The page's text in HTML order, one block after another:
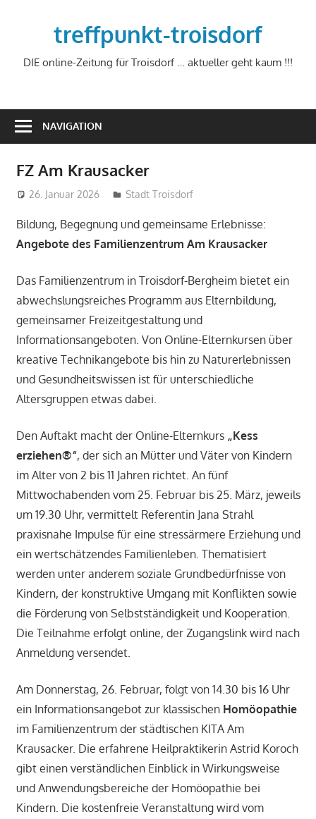
treffpunkt-troisdorf
DIE online-Zeitung für Troisdorf … aktueller geht kaum !!!
NAVIGATION
FZ Am Krausacker
26. Januar 2026 treffpunkt
Stadt Troisdorf
Bildung, Begegnung und gemeinsame Erlebnisse:
Angebote des Familienzentrum Am Krausacker
Das Familienzentrum in Troisdorf-Bergheim bietet ein
abwechslungsreiches Programm aus Elternbildung,
gemeinsamer Freizeitgestaltung und
Informationsangeboten. Von Online-Elternkursen über
kreative Technikangebote bis hin zu Naturerlebnissen
und Gesundheitswissen ist für unterschiedliche
Altersgruppen etwas dabei.
Den Auftakt macht der Online-Elternkurs „Kess
erziehen®“, der sich an Mütter und Väter von Kindern
im Alter von 2 bis 11 Jahren richtet. An fünf
Mittwochabenden vom 25. Februar bis 25. März, jeweils
um 19.30 Uhr, vermittelt Referentin Jana Strahl
praxisnahe Impulse für eine stressärmere Erziehung und
ein wertschätzendes Familienleben. Thematisiert
werden unter anderem soziale Grundbedürfnisse von
Kindern, der konstruktive Umgang mit Konflikten sowie
die Förderung von Selbstständigkeit und Kooperation.
Die Teilnahme erfolgt online, der Zugangslink wird nach
Anmeldung versendet.
Am Donnerstag, 26. Februar, folgt von 14.30 bis 16 Uhr
ein Informationsangebot zur klassischen Homöopathie
im Familienzentrum der städtischen KITA Am
Krausacker. Die erfahrene Heilpraktikerin Astrid Koroch
gibt einen verständlichen Einblick in Wirkungsweise
und Anwendungsbereiche der Homöopathie bei
Kindern. Die kostenfreie Veranstaltung wird vom